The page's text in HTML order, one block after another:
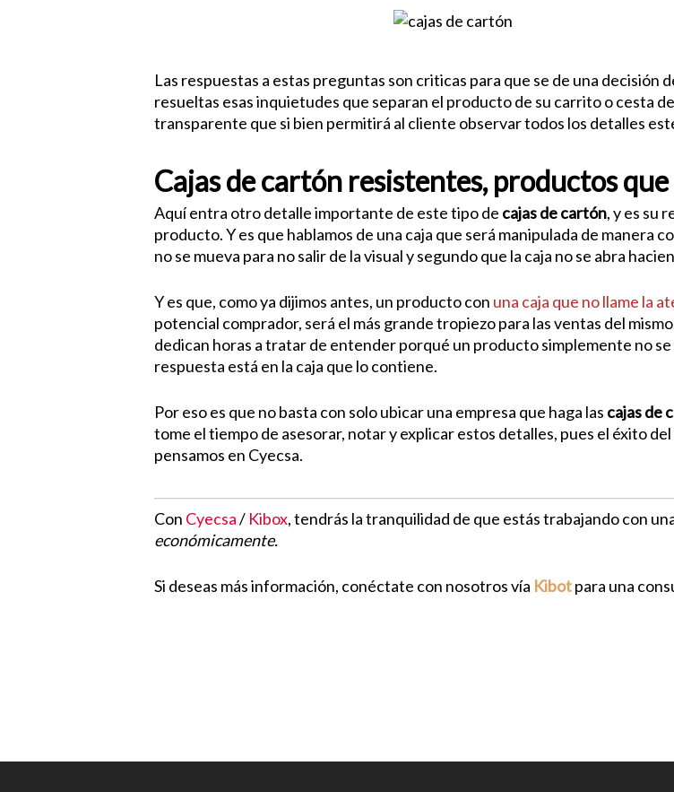
Las respuestas a estas preguntas son criticas para que se de una decisión
resueltas esas inquietudes que separan el producto de su carrito o cesta
transparente que si bien permitirá al cliente observar todos los detalles
Cajas de cartón resistentes, productos
Aquí entra otro detalle importante de este tipo de cajas de cartón, y es su
producto. Y es que hablamos de una caja que será manipulada de
no se mueva para no salir de la visual y segundo que la caja no se abra
Y es que, como ya dijimos antes, un producto con una caja que no llame la
potencial comprador, será el más grande tropiezo para las ventas del
dedican horas a tratar de entender porqué un producto simplemente no
respuesta está en la caja que lo contiene.
Por eso es que no basta con solo ubicar una empresa que haga las cajas de
tome el tiempo de asesorar, notar y explicar estos detalles, pues el éxito
pensamos en Cyecsa.
Con Cyecsa/ Kibox, tendrás la tranquilidad de que estás trabajando con
económicamente.
Si deseas más información, conéctate con nosotros vía Kibotpara una